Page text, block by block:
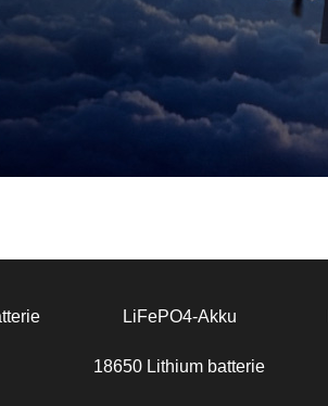
LiFePO4-Akku
18650 Lithium batterie